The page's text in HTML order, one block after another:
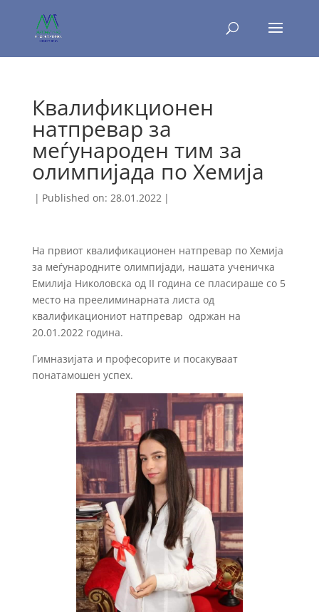
Квалификционен
натпревар за
меѓународен тим за
олимпијада по Хемија
| Published on: 28.01.2022 |
На првиот квалификационен натпревар по Хемија
за меѓународните олимпијади, нашата ученичка
Емилија Николовска од II година се пласираше со 5
место на преелиминарната листа од
квалификациониот натпревар одржан на
20.01.2022 година.
Гимназијата и професорите и посакуваат
понатамошен успех.